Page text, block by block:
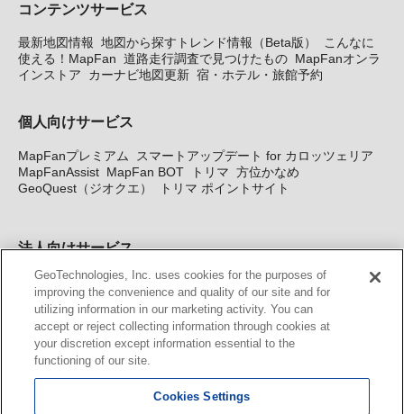
コンテンツサービス
最新地図情報 地図から探すトレンド情報（Beta版）
こんなに
使える！MapFan 道路走行調査で見つけたもの MapFanオンラ
インストア
カーナビ地図更新 宿・ホテル・旅館予約
個人向けサービス
MapFanプレミアム
スマートアップデート for カロッツェリア
MapFanAssist MapFan BOT トリマ 方位かなめ
GeoQuest（ジオクエ）
トリマ ポイントサイト
法人向けサービス
法人向け地図・位置情報サービス WEBサイト・システム向け地
図API Windows PC向け地図開発キット MapFan DB 住所確認
サービス
MAP WORLD+ トリマ広告 Geo-Research
カーナビ地図更新サービス
MapFan スマートメンバーズ
GeoTechnologies, Inc. uses cookies for the purposes of
improving the convenience and quality of our site and for
utilizing information in our marketing activity. You can
accept or reject collecting information through cookies at
your discretion except information essential to the
functioning of our site.
Cookies Settings